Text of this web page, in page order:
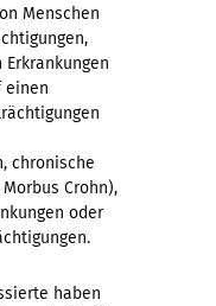
Menschen
einen
chronische
Crohn),
oder
haben